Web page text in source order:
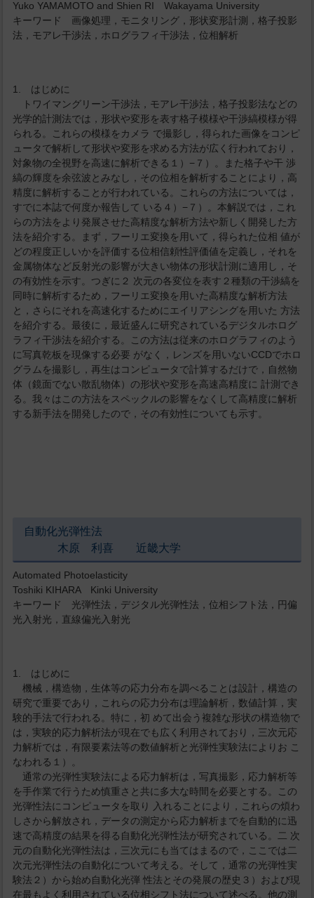
Yuko YAMAMOTO and Shien RI Wakayama University
キーワード 画像処理，モニタリング，形状変形計測，格子投影
法，モアレ干渉法，ホログラフィ干渉法，位相解析
1. はじめに
トワイマングリーン干渉法，モアレ干渉法，格子投影法などの
光学的計測法では，形状や変形を表す格子模様や干渉縞模様が得
られる。これらの模様をカメラ で撮影し，得られた画像をコンピ
ュータで解析して形状や変形を求める方法が広く行われており，
対象物の全視野を高速に解析できる１）−７）。また格子や干 渉
縞の輝度を余弦波とみなし，その位相を解析することにより，高
精度に解析することが行われている。これらの方法については，
すでに本誌で何度か報告して いる４）−７）。本解説では，これ
らの方法をより発展させた高精度な解析方法や新しく開発した方
法を紹介する。まず，フーリエ変換を用いて，得られた位相 値が
どの程度正しいかを評価する位相信頼性評価値を定義し，それを
金属物体など反射光の影響が大きい物体の形状計測に適用し，そ
の有効性を示す。つぎに２ 次元の各変位を表す２種類の干渉縞を
同時に解析するため，フーリエ変換を用いた高精度な解析方法
と，さらにそれを高速化するためにエイリアシングを用いた 方法
を紹介する。最後に，最近盛んに研究されているデジタルホログ
ラフィ干渉法を紹介する。この方法は従来のホログラフィのよう
に写真乾板を現像する必要 がなく，レンズを用いないCCDでホロ
グラムを撮影し，再生はコンピュータで計算するだけで，自然物
体（鏡面でない散乱物体）の形状や変形を高速高精度に 計測でき
る。我々はこの方法をスペックルの影響をなくして高精度に解析
する新手法を開発したので，その有効性についても示す。
自動化光弾性法
木原 利喜 近畿大学
Automated Photoelasticity
Toshiki KIHARA Kinki University
キーワード 光弾性法，デジタル光弾性法，位相シフト法，円偏
光入射光，直線偏光入射光
1. はじめに
機械，構造物，生体等の応力分布を調べることは設計，構造の
研究で重要であり，これらの応力分布は理論解析，数値計算，実
験的手法で行われる。特に，初 めて出会う複雑な形状の構造物で
は，実験的応力解析法が現在でも広く利用されており，三次元応
力解析では，有限要素法等の数値解析と光弾性実験法によりお こ
なわれる１）。
通常の光弾性実験法による応力解析は，写真撮影，応力解析等
を手作業で行うため慎重さと共に多大な時間を必要とする。この
光弾性法にコンピュータを取り 入れることにより，これらの煩わ
しさから解放され，データの測定から応力解析までを自動的に迅
速で高精度の結果を得る自動化光弾性法が研究されている。二 次
元の自動化光弾性法は，三次元にも当てはまるので，ここでは二
次元光弾性法の自動化について考える。そして，通常の光弾性実
験法２）から始め自動化光弾 性法とその発展の歴史３）および現
在最もよく利用されている位相シフト法について述べる。他の測